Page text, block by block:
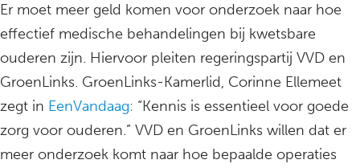
Er moet meer geld komen voor onderzoek naar hoe
effectief medische behandelingen bij kwetsbare
ouderen zijn. Hiervoor pleiten regeringspartij VVD en
GroenLinks. GroenLinks-Kamerlid, Corinne Ellemeet
zegt in EenVandaag: “Kennis is essentieel voor goede
zorg voor ouderen.” VVD en GroenLinks willen dat er
meer onderzoek komt naar hoe bepaalde operaties